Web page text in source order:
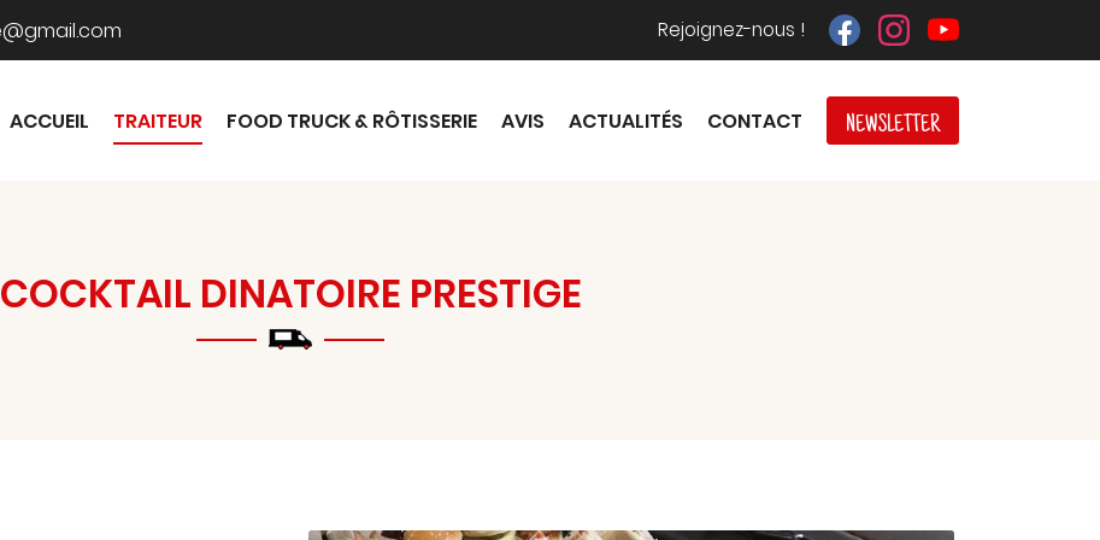
Rejoignez-nous !
ACCUEIL TRAITEUR FOOD TRUCK & RÔTISSERIE AVIS ACTUALITÉS CONTACT NEWSLETTER
COCKTAIL DINATOIRE PRESTIGE